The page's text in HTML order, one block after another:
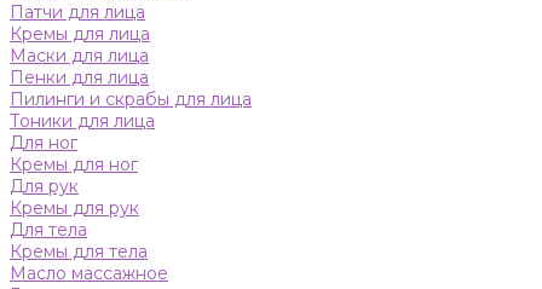
Патчи для лица
Кремы для лица
Маски для лица
Пенки для лица
Пилинги и скрабы для лица
Тоники для лица
Для ног
Кремы для ног
Для рук
Кремы для рук
Для тела
Кремы для тела
Масло массажное